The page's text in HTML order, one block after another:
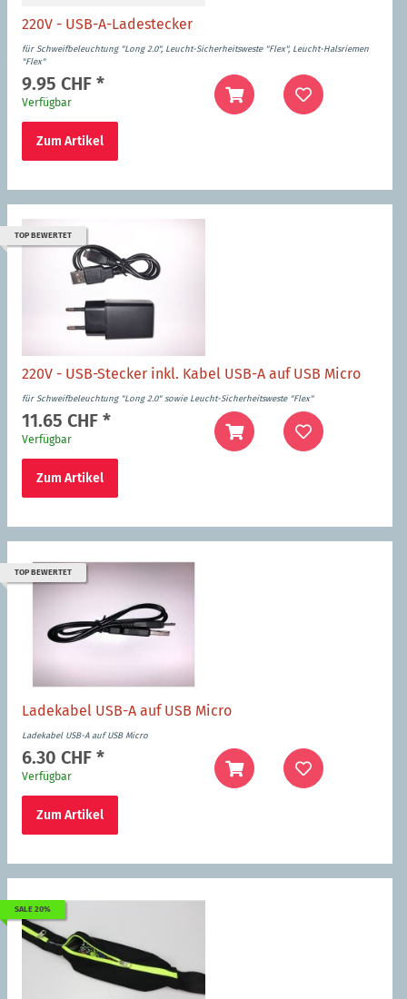
220V - USB-A-Ladestecker
für Schweifbeleuchtung "Long 2.0", Leucht-Sicherheitsweste "Flex", Leucht-Halsriemen
"Flex"
9.95 CHF *
Verfügbar
Zum Artikel
TOP BEWERTET
220V - USB-Stecker inkl. Kabel USB-A auf USB Micro
für Schweifbeleuchtung "Long 2.0" sowie Leucht-Sicherheitsweste "Flex"
11.65 CHF *
Verfügbar
Zum Artikel
TOP BEWERTET
Ladekabel USB-A auf USB Micro
Ladekabel USB-A auf USB Micro
6.30 CHF *
Verfügbar
Zum Artikel
SALE 20%